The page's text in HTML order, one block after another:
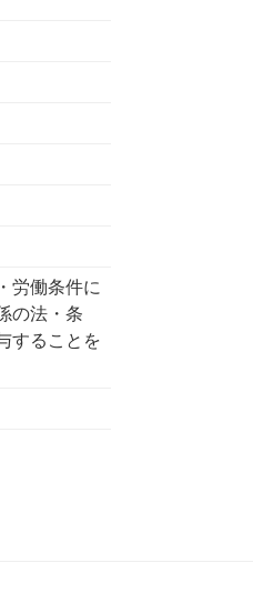
労働条件に
の法・条
することを